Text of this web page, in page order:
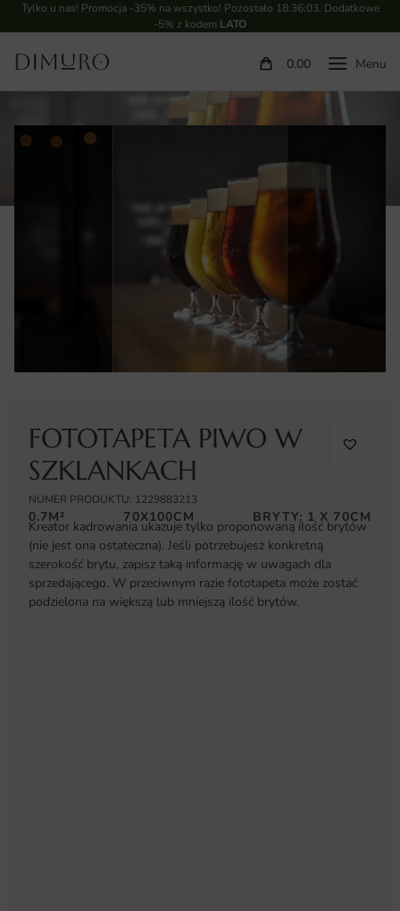
Tylko u nas! Promocja -35% na wszystko! Pozostało 18:36:03. Dodatkowe
-5% z kodem LATO
0.00
FOTOTAPETA PIWO W
SZKLANKACH
NUMER PRODUKTU: 1229883213
0.7M² 70X100CM BRYTY: 1 X 70CM
Kreator kadrowania ukazuje tylko proponowaną ilość brytów
(nie jest ona ostateczna). Jeśli potrzebujesz konkretną
szerokość brytu, zapisz taką informację w uwagach dla
sprzedającego. W przeciwnym razie fototapeta może zostać
podzielona na większą lub mniejszą ilość brytów.